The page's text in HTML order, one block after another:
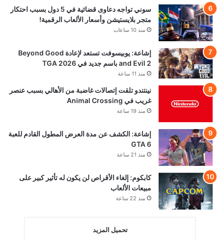
سوني تواجه دعاوى قضائية في 5 دول بسبب احتكار
متجر بلايستيشن وأسعار الألعاب الرقمية!
منذ 10 ساعات
إشاعة: يوبيسوفت تستعد لإعادة Beyond Good
and Evil 2 باسم جديد في TGA 2026
منذ 11 ساعة
نينتندو تلقت إتصالات غاضبة من الأهالي بسبب عنصر
غريب في Animal Crossing
منذ 19 ساعة
إشاعة: الكشف عن مدة العرض المطول القادم للعبة
GTA 6
منذ 21 ساعة
كابكوم: إلغاء الأقراص لن يكون له تأثير كبير على
مبيعات الألعاب
منذ 22 ساعة
تحميل المزيد